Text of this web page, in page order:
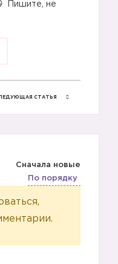
Пишите, не
СТАТЬЯ
Сначала новые
По порядку